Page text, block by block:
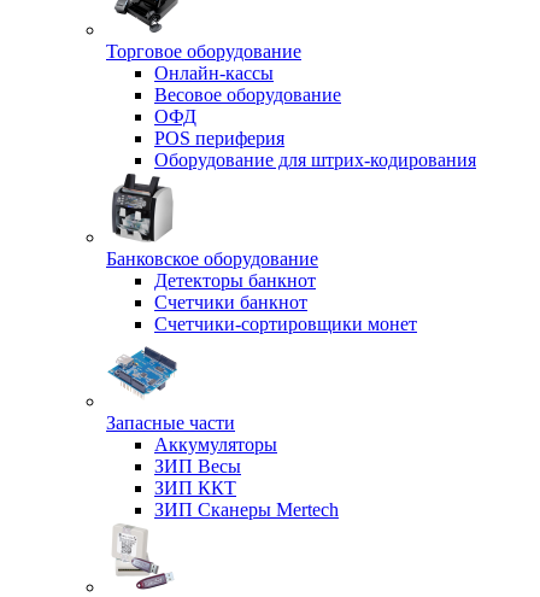
Торговое оборудование
Онлайн-кассы
Весовое оборудование
ОФД
POS периферия
Оборудование для штрих-кодирования
Банковское оборудование
Детекторы банкнот
Счетчики банкнот
Счетчики-сортировщики монет
Запасные части
Аккумуляторы
ЗИП Весы
ЗИП ККТ
ЗИП Сканеры Mertech